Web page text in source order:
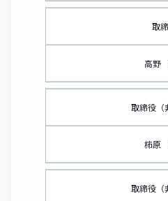
取
高野
取締役（
柿原
取締役（